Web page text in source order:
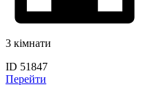
3 кімнати
ID 51847
Перейти